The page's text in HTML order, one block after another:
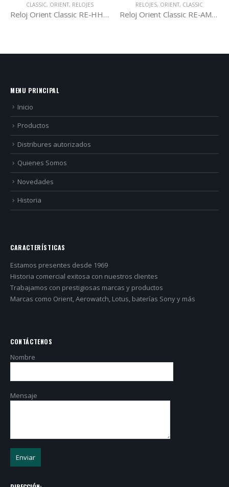
CLASSIC, ORIENT, RELOJES
Reloj Orient Classic RE-HH0002L
RELOJES, ORIENT, CLASSIC
Reloj Orient Classic RE-AM0002L
MENU PRINCIPAL
Inicio
Productos
Distribures autorizados
Quienes Somos
Novedades
Historia
CARACTERÍSTICAS
Estamos presentes desde 1969
Historia comercial exitosa con nuestros clientes
Trabajamos con prestigiosas marcas y productos
Marcas como Orient, Aerowatch, Lotus, baterías Sony y más
CONTÁCTENOS
Nombre
Mensaje